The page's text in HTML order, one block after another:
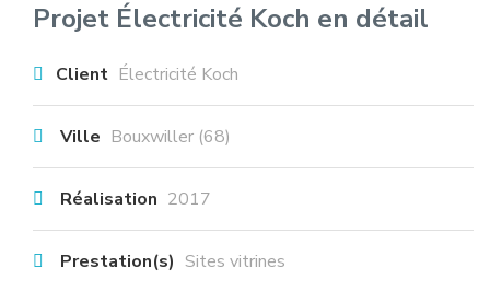
Projet Électricité Koch en détail
Client Électricité Koch
Ville Bouxwiller (68)
Réalisation 2017
Prestation(s) Sites vitrines